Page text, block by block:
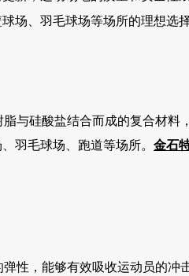
场、羽毛球场等场所的理想选择
与硅酸盐结合而成的复合材料
羽毛球场、跑道等场所。 金石
性，能够有效吸收运动员的冲